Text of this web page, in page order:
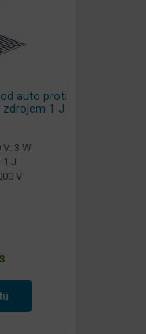
auto proti
zdrojem 1 J
3 W
1 J
V